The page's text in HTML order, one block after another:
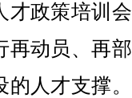
才政策培训
再动员、再
的人才支撑